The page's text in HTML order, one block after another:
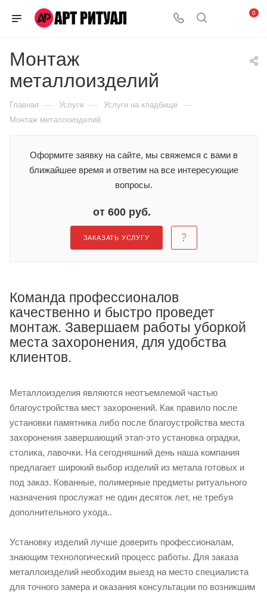
0
Монтаж
металлоизделий
Главная — Услуги — Услуги на кладбище —
Монтаж металлоизделий
Оформите заявку на сайте, мы свяжемся с вами в
ближайшее время и ответим на все интересующие
вопросы.
от 600 руб.
ЗАКАЗАТЬ УСЛУГУ
Команда профессионалов
качественно и быстро проведет
монтаж. Завершаем работы уборкой
места захоронения, для удобства
клиентов.
Металлоизделия являются неотъемлемой частью
благоустройства мест захоронений. Как правило после
установки памятника либо после благоустройства места
захоронения завершающий этап-это установка оградки,
столика, лавочки. На сегодняшний день наша компания
предлагает широкий выбор изделий из метала готовых и
под заказ. Кованные, полимерные предметы ритуального
назначения прослужат не один десяток лет, не требуя
дополнительного ухода..
Установку изделий лучше доверить профессионалам,
знающим технологический процесс работы. Для заказа
металлоизделий необходим выезд на место специалиста
для точного замера и оказания консультации по возникшим